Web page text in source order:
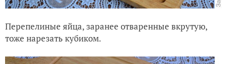
Перепелиные яйца, заранее отваренные вкрутую,
тоже нарезать кубиком.